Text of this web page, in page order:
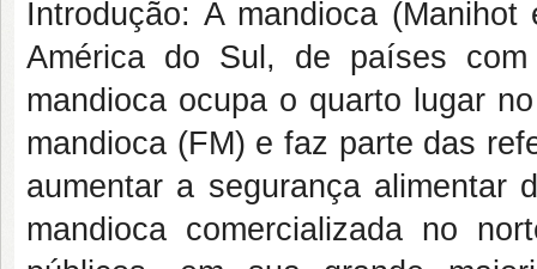
Introdução: A mandioca
América do Sul, de países
mandioca ocupa o quarto lugar
mandioca (FM) e faz parte das
aumentar a segurança
mandioca comercializada no